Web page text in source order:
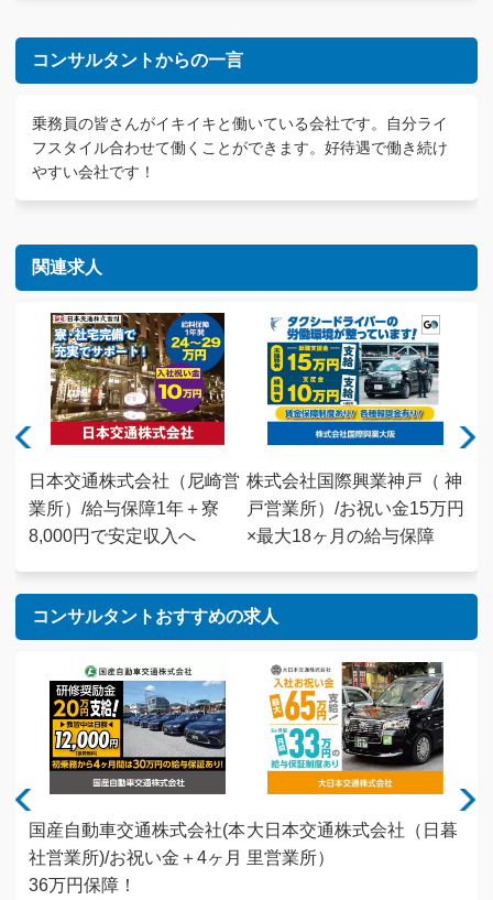
コンサルタントからの一言
乗務員の皆さんがイキイキと働いている会社です。自分ライ
フスタイル合わせて働くことができます。好待遇で働き続け
やすい会社です！
関連求人
日本交通株式会社（尼崎営
業所）/給与保障1年＋寮
8,000円で安定収入へ
株式会社国際興業神戸（ 神
戸営業所）/お祝い金15万円
×最大18ヶ月の給与保障
コンサルタントおすすめの求人
国産自動車交通株式会社(本
社営業所)/お祝い金＋4ヶ月
36万円保障！
大日本交通株式会社（日暮
里営業所）